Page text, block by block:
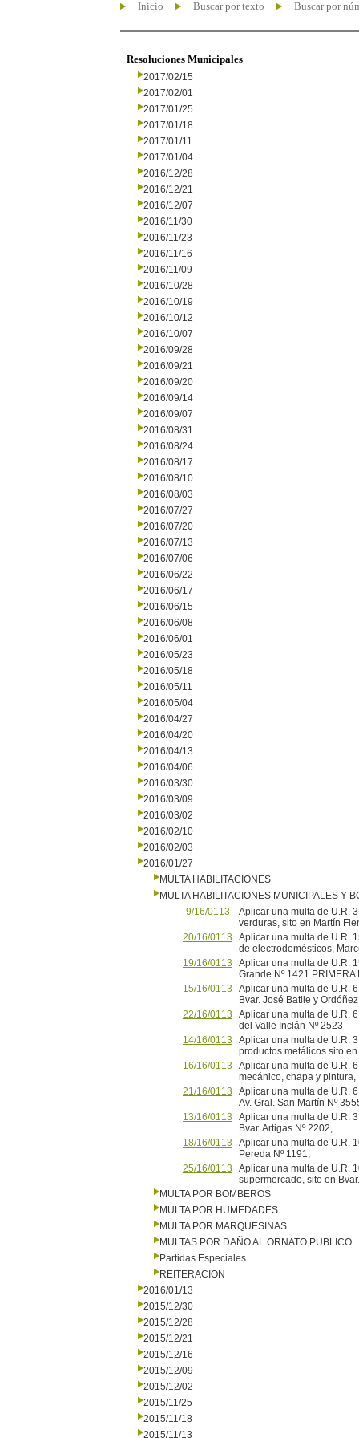
Inicio Buscar por texto Buscar por
Resoluciones Municipales
2017/02/15
2017/02/01
2017/01/25
2017/01/18
2017/01/11
2017/01/04
2016/12/28
2016/12/21
2016/12/07
2016/11/30
2016/11/23
2016/11/16
2016/11/09
2016/10/28
2016/10/19
2016/10/12
2016/10/07
2016/09/28
2016/09/21
2016/09/20
2016/09/14
2016/09/07
2016/08/31
2016/08/24
2016/08/17
2016/08/10
2016/08/03
2016/07/27
2016/07/20
2016/07/13
2016/07/06
2016/06/22
2016/06/17
2016/06/15
2016/06/08
2016/06/01
2016/05/23
2016/05/18
2016/05/11
2016/05/04
2016/04/27
2016/04/20
2016/04/13
2016/04/06
2016/03/30
2016/03/09
2016/03/02
2016/02/10
2016/02/03
2016/01/27
MULTA HABILITACIONES
MULTA HABILITACIONES MUNICIPALES Y
9/16/0113
Aplicar una multa de U.R.
verduras, sito en Martín
20/16/0113
Aplicar una multa de U.R.
de electrodomésticos,
19/16/0113
Aplicar una multa de U.R.
Grande Nº 1421
15/16/0113
Aplicar una multa de U.R.
Bvar. José Batlle y
22/16/0113
Aplicar una multa de U.R.
del Valle Inclán Nº 2523
14/16/0113
Aplicar una multa de U.R.
productos metálicos sito
16/16/0113
Aplicar una multa de U.R.
mecánico, chapa y
21/16/0113
Aplicar una multa de U.R.
Av. Gral. San Martín Nº
13/16/0113
Aplicar una multa de U.R.
Bvar. Artigas Nº 2202,
18/16/0113
Aplicar una multa de U.R.
Pereda Nº 1191,
25/16/0113
Aplicar una multa de U.R.
supermercado, sito en
MULTA POR BOMBEROS
MULTA POR HUMEDADES
MULTA POR MARQUESINAS
MULTAS POR DAÑO AL ORNATO PUBLICO
Partidas Especiales
REITERACION
2016/01/13
2015/12/30
2015/12/28
2015/12/21
2015/12/16
2015/12/09
2015/12/02
2015/11/25
2015/11/18
2015/11/13